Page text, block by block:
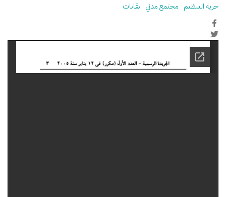
حرية التنظيم مجتمع مدني نقابات